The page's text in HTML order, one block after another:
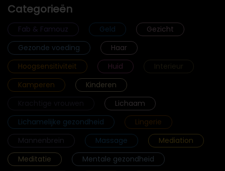
Categorieën
Fab & Famouz Geld
Gezicht
Gezonde voeding
Haar
Hoogsensitiviteit
Huid
Interieur
Kamperen
Kinderen
Lichaam
Lichamelijke gezondheid
Lingerie
Mannenbrein
Massage
Mediation
Meditatie
Mentale gezondheid